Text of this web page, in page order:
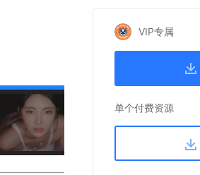
VIP专属
单个付费资源